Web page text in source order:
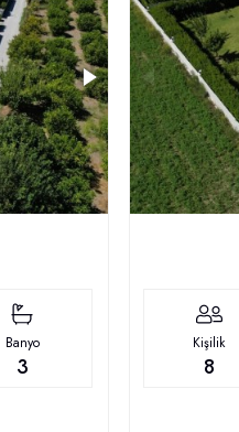
Banyo
3
Kişilik
8